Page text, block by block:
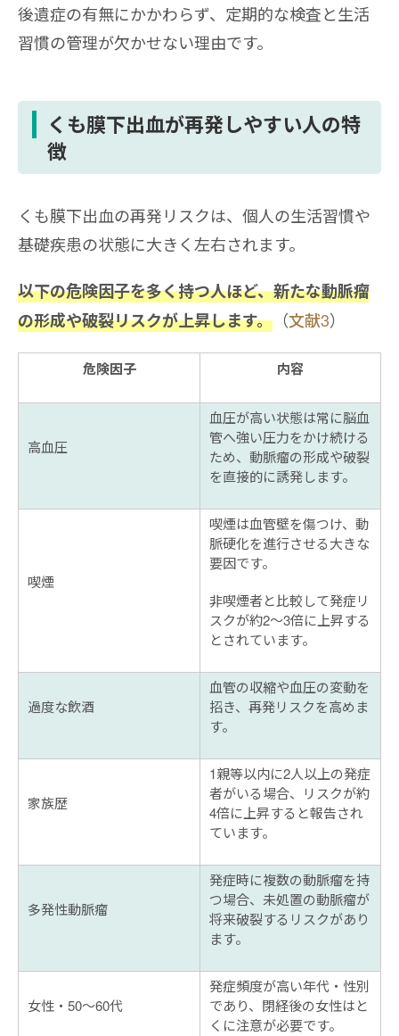
後遺症の有無にかかわらず、定期的な検査と生活
習慣の管理が欠かせない理由です。
くも膜下出血が再発しやすい人の特
徴
くも膜下出血の再発リスクは、個人の生活習慣や
基礎疾患の状態に大きく左右されます。
以下の危険因子を多く持つ人ほど、新たな動脈瘤
の形成や破裂リスクが上昇します。 （文献3）
危険因子 内容
高血圧
血圧が高い状態は常に脳血
管へ強い圧力をかけ続ける
ため、動脈瘤の形成や破裂
を直接的に誘発します。
喫煙
喫煙は血管壁を傷つけ、動
脈硬化を進行させる大きな
要因です。
非喫煙者と比較して発症リ
スクが約2〜3倍に上昇する
とされています。
過度な飲酒
血管の収縮や血圧の変動を
招き、再発リスクを高めま
す。
家族歴
1親等以内に2人以上の発症
者がいる場合、リスクが約
4倍に上昇すると報告され
ています。
多発性動脈瘤
発症時に複数の動脈瘤を持
つ場合、未処置の動脈瘤が
将来破裂するリスクがあり
ます。
女性・50〜60代
発症頻度が高い年代・性別
であり、閉経後の女性はと
くに注意が必要です。